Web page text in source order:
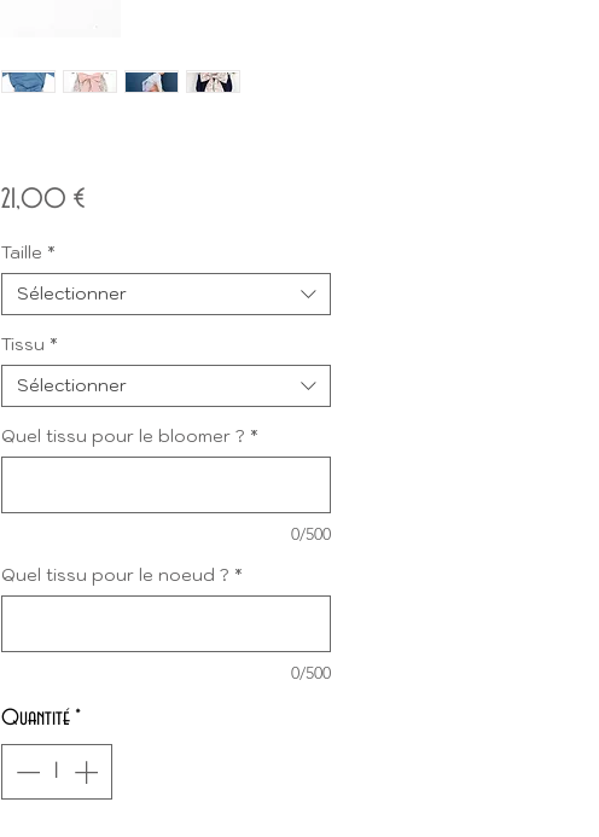
21,00 €Prix
Taille *
Sélectionner
Tissu *
Sélectionner
Quel tissu pour le bloomer ? *
0/500
Quel tissu pour le noeud ? *
0/500
Quantité *